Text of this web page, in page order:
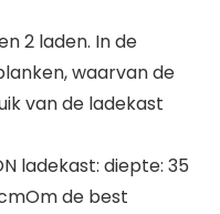
2 laden. In de
waarvan de
van de ladekast
ladekast: diepte: 35
de best